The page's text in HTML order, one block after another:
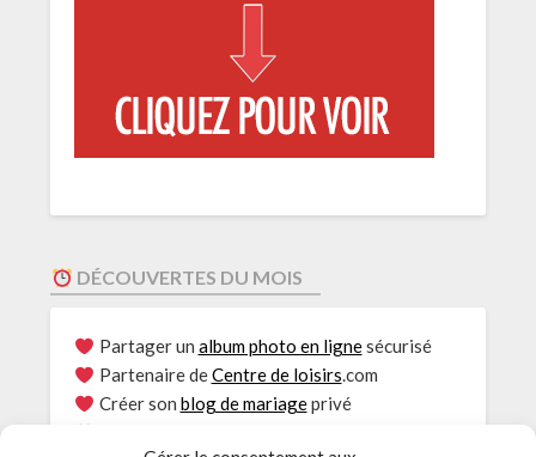
DÉCOUVERTES DU MOIS
Partager un album photo en lignesécurisé
Partenaire deCentre de loisirs.com
Créer son blog de mariageprivé